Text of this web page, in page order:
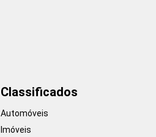
Classificados
Automóveis
Imóveis